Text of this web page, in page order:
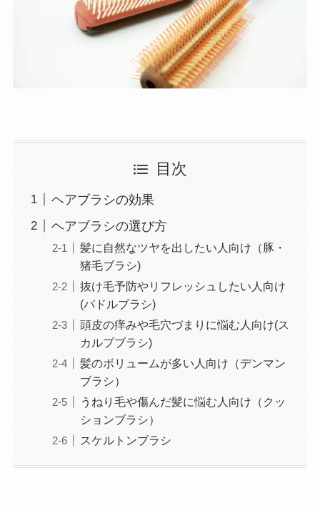
目次
ヘアブラシの効果
ヘアブラシの選び方
髪に自然なツヤを出したい人向け（豚・
猪毛ブラシ)
抜け毛予防やリフレッシュしたい人向け
(パドルブラシ)
頭皮の痒みや毛穴づまりに悩む人向け(ス
カルプブラシ)
髪のボリュームが多い人向け（デンマン
ブラシ）
うねり毛や傷んだ髪に悩む人向け（クッ
ションブラシ）
スケルトンブラシ